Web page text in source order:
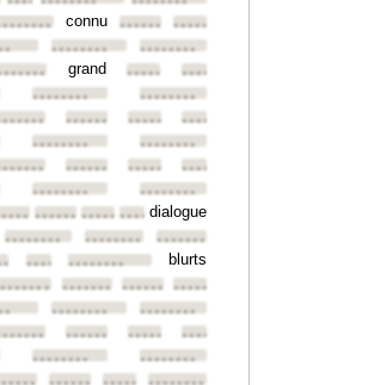
connu ••••••••••••••••
••••••••
••••••••
grand••••••••••••••••
••••••••
••••••••
•••••••• ••••••••••••••••
••••••••
••••••••
•••••••• ••••••••••••••••
••••••••
••••••••
••••••••••••••••••••••••dialogue
•••••••• ••••••••
••••••••
••••••••••••••••
blurts
•••••••• ••••••••••••••••
••••••••
••••••••
•••••••• ••••••••••••••••
••••••••
••••••••